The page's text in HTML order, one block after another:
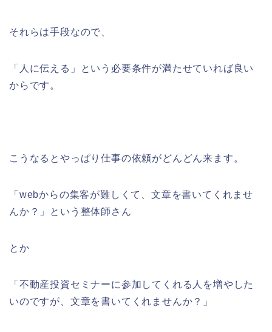
それらは手段なので、
「人に伝える」という必要条件が満たせていれば良い
からです。
こうなるとやっぱり仕事の依頼がどんどん来ます。
「webからの集客が難しくて、文章を書いてくれませ
んか？」という整体師さん
とか
「不動産投資セミナーに参加してくれる人を増やした
いのですが、文章を書いてくれませんか？」